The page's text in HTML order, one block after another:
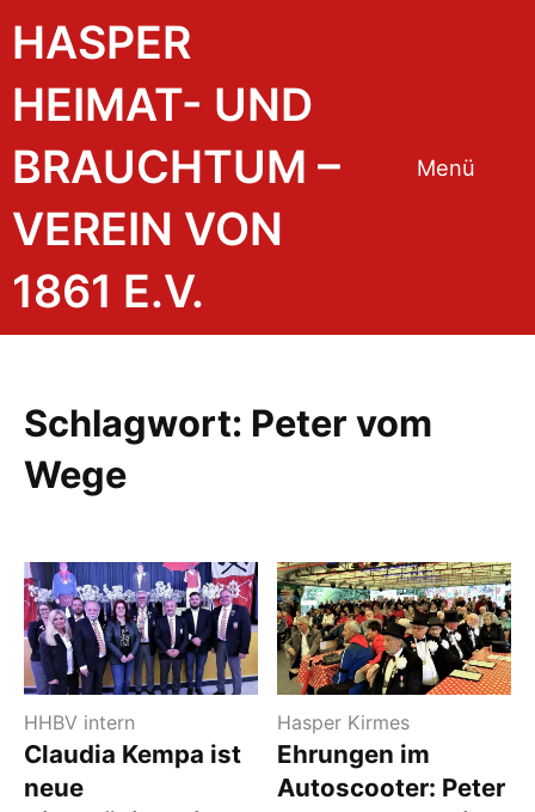
Inhalt
HASPER
HEIMAT- UND
BRAUCHTUM –
VEREIN VON
1861 E.V.
Menü
Schlagwort: Peter vom
Wege
HHBV intern
Claudia Kempa ist
neue
Hasper Kirmes
Ehrungen im
Autoscooter: Peter